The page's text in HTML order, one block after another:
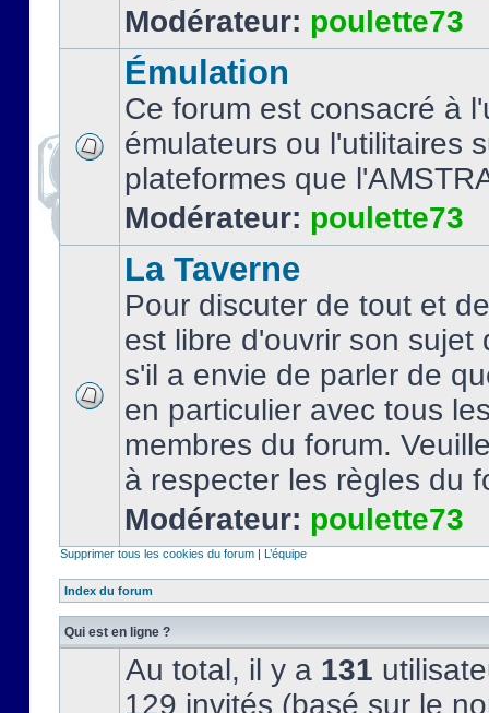
Modérateur: poulette73
Émulation
Ce forum est consacré à
émulateurs ou l'utilitaires
plateformes que
Modérateur: poulette73
La Taverne
Pour discuter de tout et
est libre d'ouvrir son sujet
s'il a envie de parler de
en particulier avec tous
membres du forum.
à respecter les règles du
Modérateur: poulette73
Supprimer tous les cookies du forum | L’équipe
Index du forum
Qui est en ligne ?
Au total, il y a 131
129 invités (basé sur le